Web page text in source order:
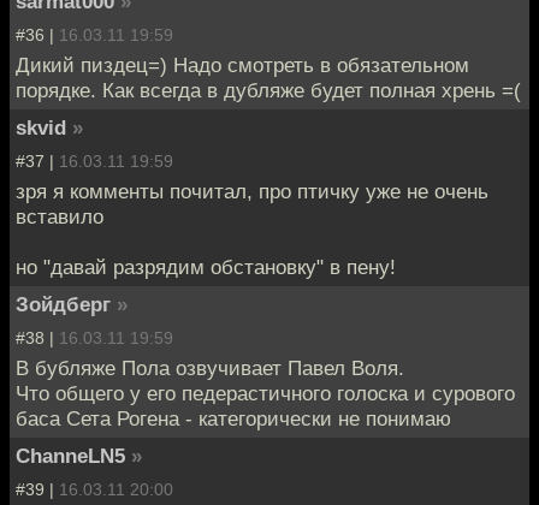
#36 | 16.03.11 19:59
Дикий пиздец=) Надо смотреть в обязательном
порядке. Как всегда в дубляже будет полная хрень =(
skvid »
#37 | 16.03.11 19:59
зря я комменты почитал, про птичку уже не очень
вставило
но "давай разрядим обстановку" в пену!
Зойдберг »
#38 | 16.03.11 19:59
В бубляже Пола озвучивает Павел Воля.
Что общего у его педерастичного голоска и сурового
баса Сета Рогена - категорически не понимаю
ChanneLN5 »
#39 | 16.03.11 20:00